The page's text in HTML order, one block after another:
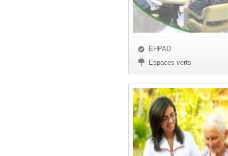
EHPAD
Espaces verts